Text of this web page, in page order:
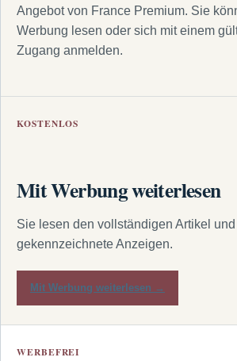
Angebot von France Premium. Sie
Werbung lesen oder sich mit einem
Zugang anmelden.
KOSTENLOS
Mit Werbung weiterlesen
Sie lesen den vollständigen Artikel
gekennzeichnete Anzeigen.
Mit Werbung weiterlesen →
WERBEFREI